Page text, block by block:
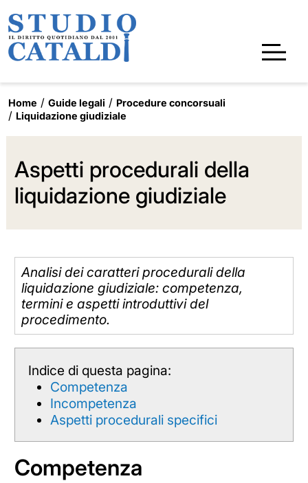
Home Guide legali
Procedure concorsuali
Liquidazione giudiziale
Aspetti procedurali della
liquidazione giudiziale
Analisi dei caratteri procedurali della
liquidazione giudiziale: competenza,
termini e aspetti introduttivi del
procedimento.
Indice di questa pagina:
Competenza
Incompetenza
Aspetti procedurali specifici
Competenza